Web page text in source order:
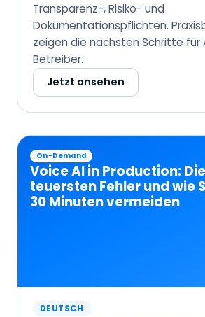
Transparenz-, Risiko- und
Dokumentationspflichten.
zeigen die nächsten Schritte für
Betreiber.
Jetzt ansehen
On-Demand
Voice AI in Production:
teuersten Fehler und wie
30 Minuten vermeiden
DEUTSCH